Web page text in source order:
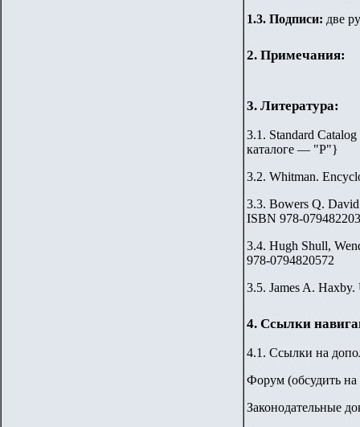
1.3. Подписи: две
2. Примечания:
3. Литература:
3.1. Standard
каталоге — "Р"}
3.2. Whitman.
3.3. Bowers Q.
ISBN 978-079482203
3.4. Hugh Shull,
978-0794820572
3.5. James A.
4. Ссылки
4.1. Ссылки на
Форум (обсудить
Законодательные